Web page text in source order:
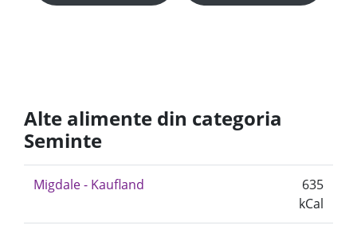
Alte alimente din categoria
Seminte
Migdale - Kaufland
635
kCal